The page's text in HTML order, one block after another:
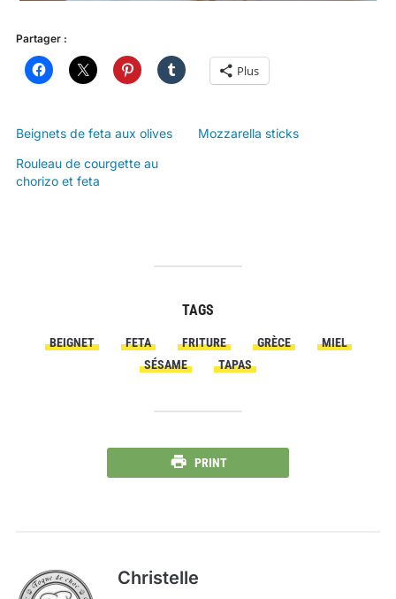
Partager :
Plus
Beignets de feta aux olives
Mozzarella sticks
Rouleau de courgette au
chorizo et feta
TAGS
BEIGNET FETA FRITURE GRÈCE
MIEL
SÉSAME
TAPAS
PRINT
Christelle